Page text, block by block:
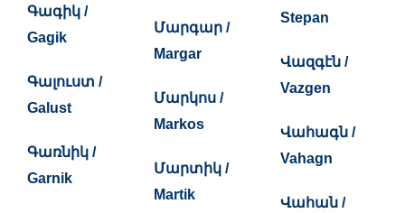
Գագիկ /
Gagik
Գալուստ /
Galust
Գառնիկ /
Garnik
Մարգար /
Margar
Մարկոս /
Markos
Մարտիկ /
Martik
Stepan
Վազգէն /
Vazgen
Վահագն /
Vahagn
Վահան /